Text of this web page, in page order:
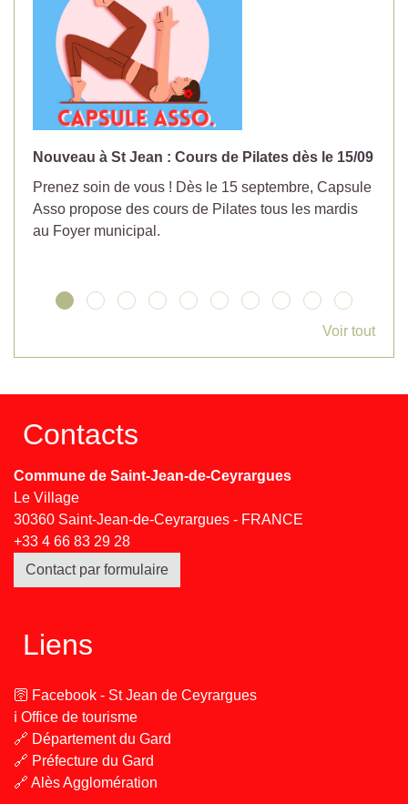
Nouveau à St Jean : Cours de Pilates dès le 15/09
Prenez soin de vous ! Dès le 15 septembre, Capsule
Asso propose des cours de Pilates tous les mardis
au Foyer municipal.
Voir tout
Contacts
Commune de Saint-Jean-de-Ceyrargues
Le Village
30360 Saint-Jean-de-Ceyrargues - FRANCE
+33 4 66 83 29 28
Contact par formulaire
Liens
🛜 Facebook - St Jean de Ceyrargues
ℹ️ Office de tourisme
🔗 Département du Gard
🔗 Préfecture du Gard
🔗 Alès Agglomération